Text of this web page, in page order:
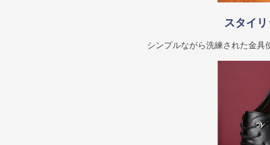
スタイ
シンプルながら洗練された金具